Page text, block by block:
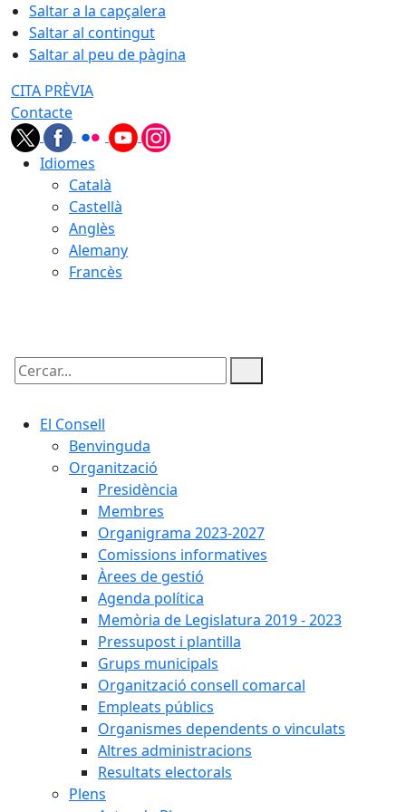
Saltar a la capçalera
Saltar al contingut
Saltar al peu de pàgina
CITA PRÈVIA
Contacte
Idiomes
Català
Castellà
Anglès
Alemany
Francès
Cercar:
El Consell
Benvinguda
Organització
Presidència
Membres
Organigrama 2023-2027
Comissions informatives
Àrees de gestió
Agenda política
Memòria de Legislatura 2019 - 2023
Pressupost i plantilla
Grups municipals
Organització consell comarcal
Empleats públics
Organismes dependents o vinculats
Altres administracions
Resultats electorals
Plens